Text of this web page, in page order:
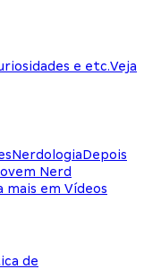
e etc.Veja
NerdologiaDepois
Nerd
mais em Vídeos
de